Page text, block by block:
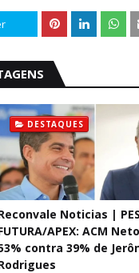
DESTAQUES
Noticias |
APEX: ACM
contra 39% de